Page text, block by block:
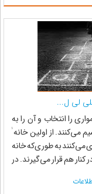
لی ل...
را انتخاب و آن را به
از اولین خانه
به طورى‌که خانه
۱ و ۶ ، ۲ و ۵ ، ۳ و ۴ در کنار هم قرار مى‌گیرند. در
نیم‌دایره‌اى مى‌کشند و
قبل...